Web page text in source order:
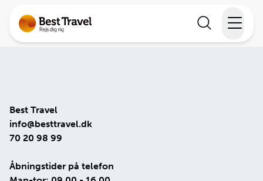
Rejsekalender
Best Travel
info@besttravel.dk
70 20 98 99
Åbningstider på telefon